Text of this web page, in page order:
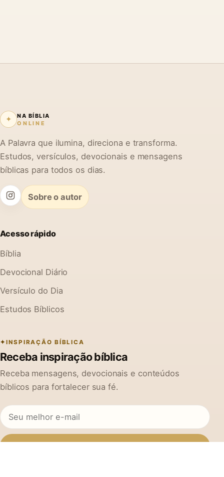
✦
NA BÍBLIA
ONLINE
A Palavra que ilumina, direciona e transforma.
Estudos, versículos, devocionais e mensagens
bíblicas para todos os dias.
Sobre o autor
Acesso rápido
Bíblia
Devocional Diário
Versículo do Dia
Estudos Bíblicos
INSPIRAÇÃO BÍBLICA
Receba inspiração bíblica
Receba mensagens, devocionais e conteúdos
bíblicos para fortalecer sua fé.